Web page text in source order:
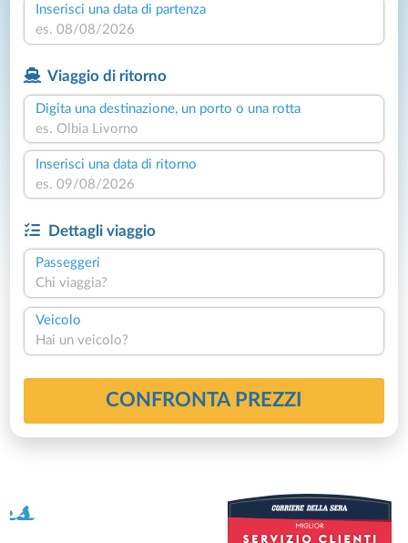
Inserisci una data di partenza
Viaggio di ritorno
Digita una destinazione, un porto o una rotta
Inserisci una data di ritorno
Dettagli viaggio
Passeggeri
Chi viaggia?
Veicolo
Hai un veicolo?
CONFRONTA PREZZI